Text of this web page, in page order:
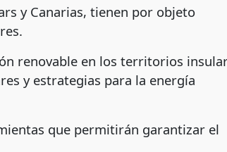
y Canarias, tienen por objeto
renovable en los territorios
y estrategias para la energía
que permitirán garantizar el